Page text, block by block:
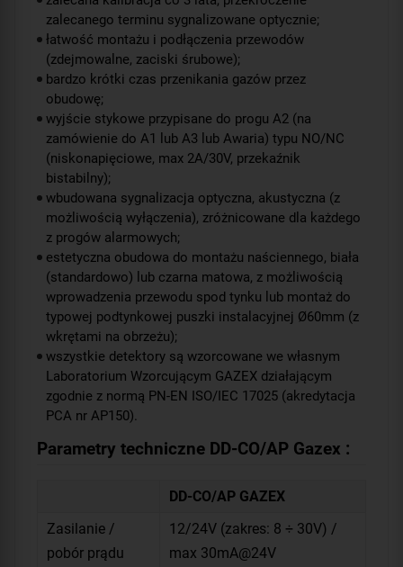
zalecanego terminu sygnalizowane optycznie;
łatwość montażu i podłączenia przewodów
(zdejmowalne, zaciski śrubowe);
bardzo krótki czas przenikania gazów przez
obudowę;
wyjście stykowe przypisane do progu A2 (na
zamówienie do A1 lub A3 lub Awaria) typu NO/NC
(niskonapięciowe, max 2A/30V, przekaźnik
bistabilny);
wbudowana sygnalizacja optyczna, akustyczna (z
możliwością wyłączenia), zróżnicowane dla każdego
z progów alarmowych;
estetyczna obudowa do montażu naściennego, biała
(standardowo) lub czarna matowa, z możliwością
wprowadzenia przewodu spod tynku lub montaż do
typowej podtynkowej puszki instalacyjnej Ø60mm (z
wkrętami na obrzeżu);
wszystkie detektory są wzorcowane we własnym
Laboratorium Wzorcującym GAZEX działającym
zgodnie z normą PN-EN ISO/IEC 17025 (akredytacja
PCA nr AP150).
Parametry techniczne DD-CO/AP Gazex :
DD-CO/AP GAZEX
Zasilanie /
pobór prądu
12/24V (zakres: 8 ÷ 30V) /
max 30mA@24V